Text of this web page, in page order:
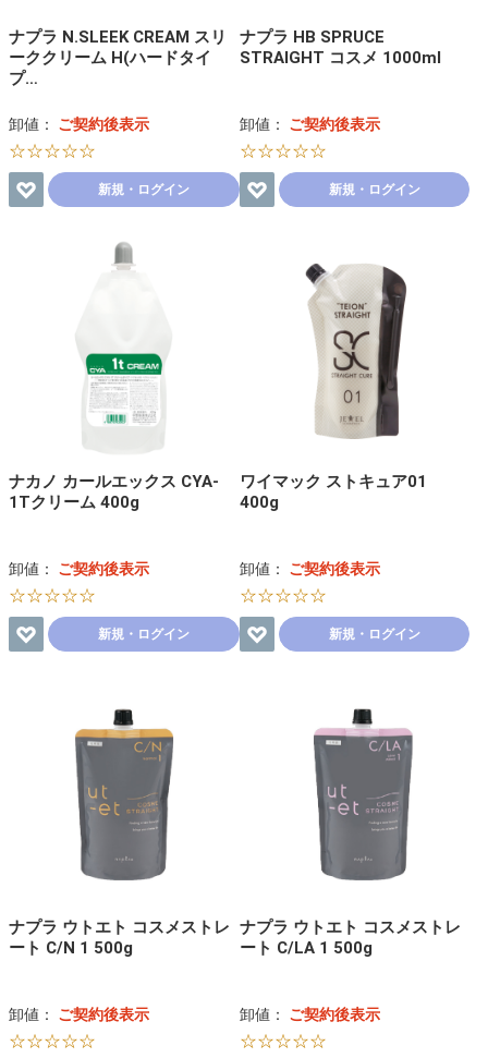
ナプラ N.SLEEK CREAM スリ
ーククリーム H(ハードタイ
プ…
卸値： ご契約後表示
☆☆☆☆☆
新規・ログイン
ナプラ HB SPRUCE
STRAIGHT コスメ 1000ml
卸値： ご契約後表示
☆☆☆☆☆
新規・ログイン
ナカノ カールエックス CYA-
1Tクリーム 400g
卸値： ご契約後表示
☆☆☆☆☆
新規・ログイン
ワイマック ストキュア01
400g
卸値： ご契約後表示
☆☆☆☆☆
新規・ログイン
ナプラ ウトエト コスメストレ
ート C/N 1 500g
卸値： ご契約後表示
☆☆☆☆☆
ナプラ ウトエト コスメストレ
ート C/LA 1 500g
卸値： ご契約後表示
☆☆☆☆☆